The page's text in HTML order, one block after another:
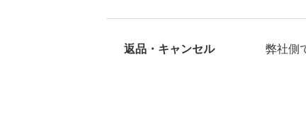
返品・キャンセル 弊社側